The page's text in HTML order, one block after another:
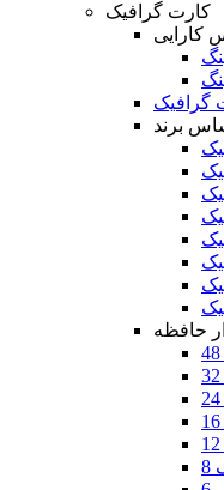
کارت گرافیک
کارایی
گرافیک
برند
حافظه